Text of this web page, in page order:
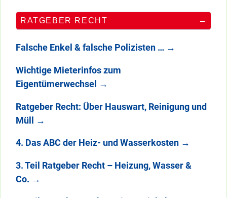
RATGEBER RECHT
Falsche Enkel & falsche Polizisten … →
Wichtige Mieterinfos zum
Eigentümerwechsel →
Ratgeber Recht: Über Hauswart, Reinigung und
Müll →
4. Das ABC der Heiz- und Wasserkosten →
3. Teil Ratgeber Recht – Heizung, Wasser &
Co. →